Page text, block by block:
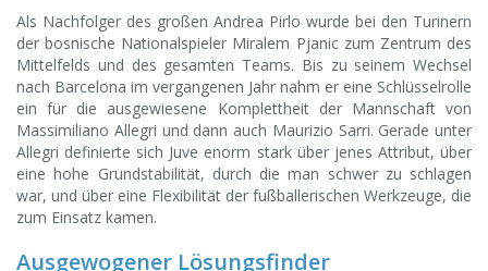
Als Nachfolger des großen Andrea Pirlo wurde bei den Turinern
der bosnische Nationalspieler Miralem Pjanic zum Zentrum des
Mittelfelds und des gesamten Teams. Bis zu seinem Wechsel
nach Barcelona im vergangenen Jahr nahm er eine Schlüsselrolle
ein für die ausgewiesene Komplettheit der Mannschaft von
Massimiliano Allegri und dann auch Maurizio Sarri. Gerade unter
Allegri definierte sich Juve enorm stark über jenes Attribut, über
eine hohe Grundstabilität, durch die man schwer zu schlagen
war, und über eine Flexibilität der fußballerischen Werkzeuge, die
zum Einsatz kamen.
Ausgewogener Lösungsfinder